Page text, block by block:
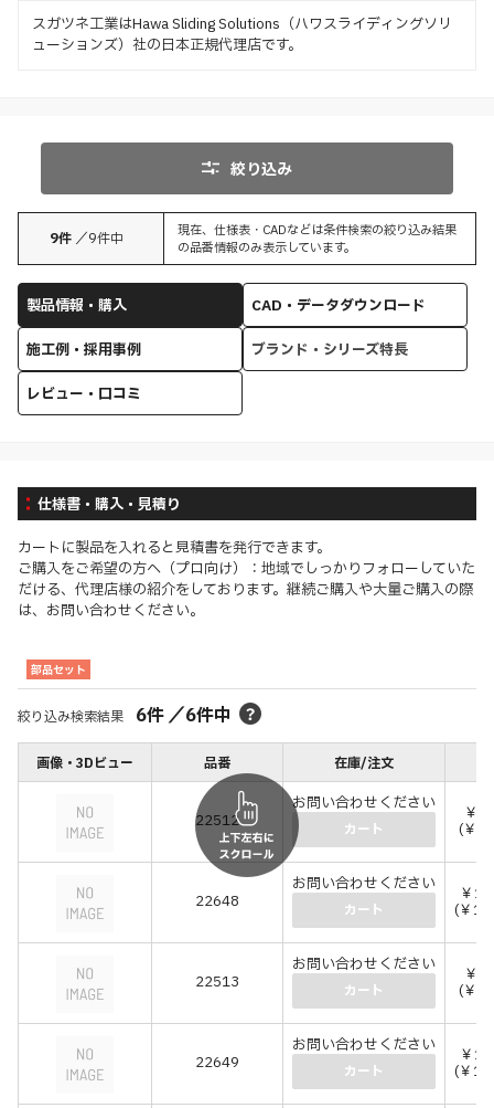
スガツネ工業はHawa Sliding Solutions（ハワスライディングソリ
ューションズ）社の日本正規代理店です。
絞り込み
9件 ／9件中
現在、仕様表・CADなどは条件検索の絞り込み結果
の品番情報のみ表示しています。
製品情報・購入
CAD・データダウンロード
施工例・採用事例
ブランド・シリーズ特長
レビュー・口コミ
仕様書・購入・見積り
カートに製品を入れると見積書を発行できます。
ご購入をご希望の方へ（プロ向け）：地域でしっかりフォローしていた
だける、代理店様の紹介をしております。継続ご購入や大量ご購入の際
は、お問い合わせください。
部品セット
絞り込み検索結果 6件／6件中
画像・3Dビュー 品番 在庫/注文
22512
お問い合わせください
カート
￥
(￥
22648
お問い合わせください
カート
￥
(￥
22513
お問い合わせください
カート
￥
(￥
22649
お問い合わせください
カート
￥
(￥